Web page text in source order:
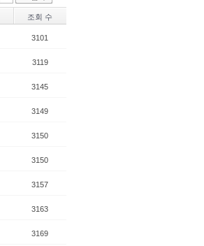
조회 수
3101
3119
3145
3149
3150
3150
3157
3163
3169